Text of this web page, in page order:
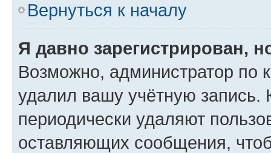
Вернуться к началу
Я давно зарегистрирован,
Возможно, администратор по
удалил вашу учётную запись.
периодически удаляют
оставляющих сообщения,